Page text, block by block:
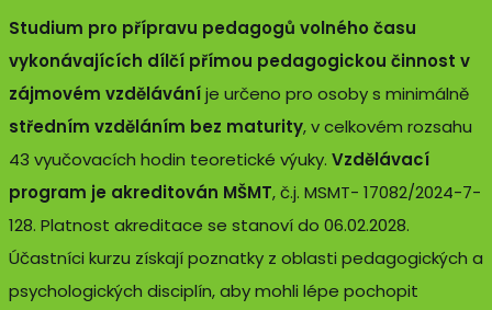
Studium pro přípravu pedagogů volného času
vykonávajících dílčí přímou pedagogickou činnost v
zájmovém vzděláváníje určeno pro osoby s minimálně
středním vzděláním bez maturity, v celkovém rozsahu
43 vyučovacích hodin teoretické výuky. Vzdělávací
program je akreditován MŠMT, č.j. MSMT- 17082/2024-7-
128. Platnost akreditace se stanoví do 06.02.2028.
Účastníci kurzu získají poznatky z oblasti pedagogických a
psychologických disciplín, aby mohli lépe pochopit